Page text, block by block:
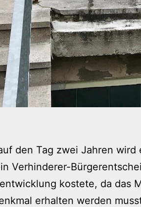
den Tag zwei Jahren wird
Verhinderer-
kostete, da das
erhalten werden